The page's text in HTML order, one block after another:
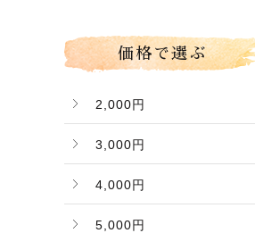
価格で選ぶ
2,000円
3,000円
4,000円
5,000円